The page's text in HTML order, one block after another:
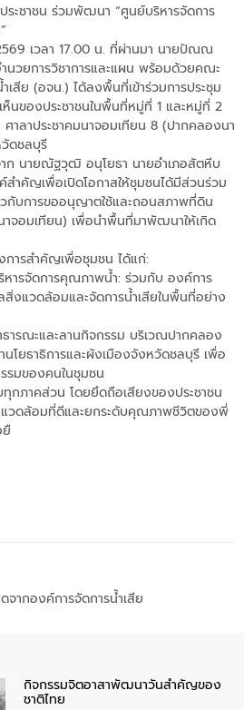
ะชาชน ร่วมพัฒนา “ศูนย์บริหารจัดการ
เวลา 17.00 น. ที่ผ่านมา นายปัณณ
วยการวิชาการและแผน พร้อมด้วยคณะ
สีย (อจน.) ได้ลงพื้นที่เข้าร่วมการประชุม
นของประชาชนในพื้นที่หมู่ที่ 1 และหมู่ที่ 2
าลาประชาคมนาจอมเทียน 8 (ปากคลองนา
ดชลบุรี
าก นายณัฐวุฒิ อนุโยธา นายอำเภอสัตหีบ
สำคัญเพื่อเปิดโอกาสให้ชุมชนได้มีส่วนร่วม
กับการขออนุญาตใช้และถอนสภาพที่ดิน
าจอมเทียน) เพื่อนำพื้นที่มาพัฒนาให้เกิด
การสำคัญเพื่อชุมชน ได้แก่:
หารจัดการคุณภาพน้ำ: ร่วมกับ องค์การ
งแวดล้อมและจัดการน้ำเสียในพื้นที่อย่าง
ารณะและลานกิจกรรม บริเวณปากคลอง
โยธาธิการและผังเมืองจังหวัดชลบุรี เพื่อ
มของคนในชุมชน
กภาคส่วน โดยยึดถือเสียงของประชาชน
วดล้อมที่ดีและยกระดับคุณภาพชีวิตของพี่
จากองค์การจัดการน้ำเสีย
กิจกรรมจิตอาสาพัฒนาวันสําคัญของ
ชาติไทย